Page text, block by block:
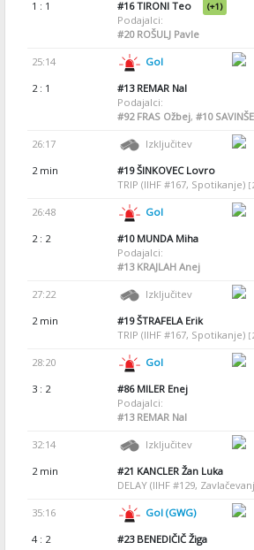
1 : 1
#16TIRONI Teo (+1)
Podajalci:
#20ROŠULJ Pavle
25:14 Gol
2 : 1
#13REMAR Nal
Podajalci:
#92FRAS Ožbej, #10
26:17 Izključitev
2 min
#19ŠINKOVEC Lovro
TRIP (IIHF #167, Spotikanje) [
26:48 Gol
2 : 2
#10MUNDA Miha
Podajalci:
#13KRAJLAH Anej
27:22 Izključitev
2 min
#19ŠTRAFELA Erik
TRIP (IIHF #167, Spotikanje) [
28:20 Gol
3 : 2
#86MILER Enej
Podajalci:
#13REMAR Nal
32:14 Izključitev
2 min
#21 KANCLER Žan Luka
DELAY (IIHF #129,
35:16 Gol (GWG)
4 : 2
#23BENEDIČIČ Žiga